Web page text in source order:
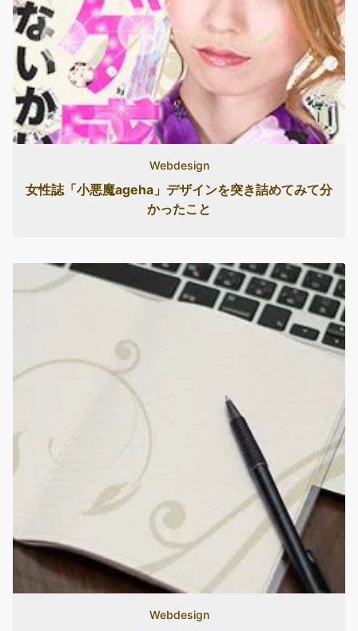
Webdesign
女性誌「小悪魔ageha」デザインを突き詰めてみて分
かったこと
Webdesign